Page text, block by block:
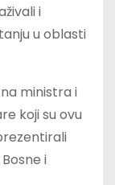
i
u oblasti
ministra i
koji su ovu
i